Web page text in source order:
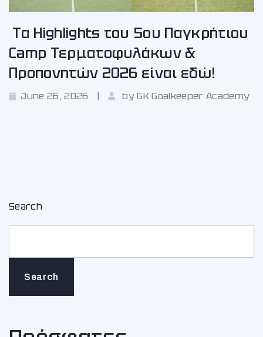
Τα Highlights του 5ου Παγκρήτιου
Camp Τερματοφυλάκων &
Προπονητών 2026 είναι εδώ!
June 26, 2026 byGK Goalkeeper Academy
Search
Search